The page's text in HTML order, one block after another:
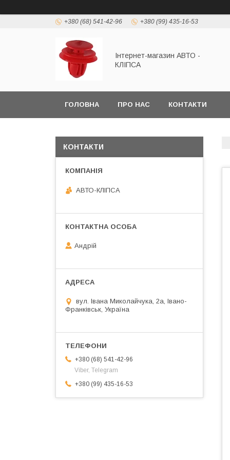
+380 (68) 541-42-96 +380 (99) 435-16-53
Інтернет-магазин АВТО -
КЛІПСА
ГОЛОВНА ПРО НАС КОНТАКТИ
КОНТАКТИ
АВТО-КЛІПСА
Андрій
вул. Івана Миколайчука, 2а, Івано-
Франківськ, Україна
+380 (68) 541-42-96
Viber, Telegram
+380 (99) 435-16-53